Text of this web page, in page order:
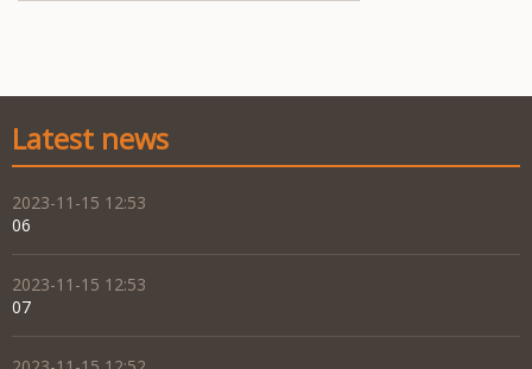
Latest news
2023-11-15 12:53
06
2023-11-15 12:53
07